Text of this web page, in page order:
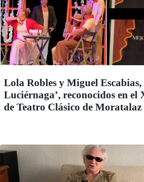
Lola Robles y Miguel
Luciérnaga’, reconocidos en
de Teatro Clásico de Moratalaz